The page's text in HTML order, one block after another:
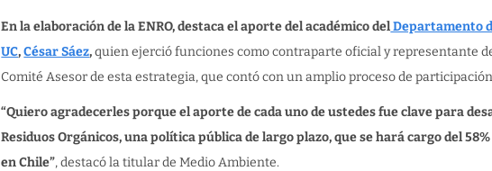
En la elaboración de la ENRO, destaca el aporte del académico delDepartamento
UC,César Sáez,quien ejerció funciones como contraparte oficial y representante
Comité Asesor de esta estrategia, que contó con un amplio proceso de
“Quiero agradecerles porque el aporte de cada uno de ustedes fue clave para
Residuos Orgánicos, una política pública de largo plazo, que se hará cargo del
en Chile”, destacó la titular de Medio Ambiente.